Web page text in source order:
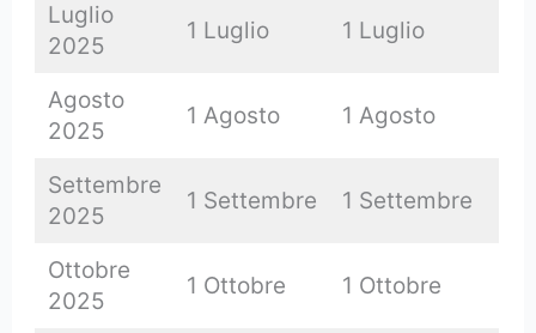
Luglio
2025
1 Luglio 1 Luglio
Agosto
2025
1 Agosto 1 Agosto
Settembre
2025
1 Settembre 1 Settembre
Ottobre
2025
1 Ottobre 1 Ottobre